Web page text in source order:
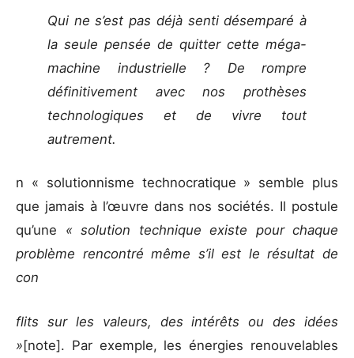
Qui ne s’est pas déjà senti désemparé à
la seule pensée de quitter cette méga-
machine industrielle ? De rompre
définitivement avec nos prothèses
technologiques et de vivre tout
autrement.
n « solutionnisme technocratique » semble plus
que jamais à l’œuvre dans nos sociétés. Il postule
qu’une « solution technique existe pour chaque
problème rencontré même s’il est le résultat de
con
flits sur les valeurs, des intérêts ou des idées
»[note]. Par exemple, les énergies renouvelables